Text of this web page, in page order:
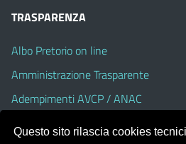
TRASPARENZA
Albo Pretorio on line
Amministrazione Trasparente
Adempimenti AVCP / ANAC
Questo sito rilascia cookies